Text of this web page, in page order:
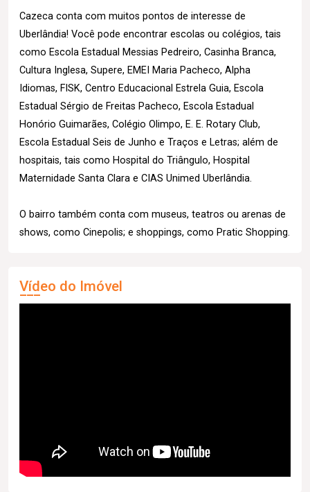
Cazeca conta com muitos pontos de interesse de
Uberlândia! Você pode encontrar escolas ou colégios, tais
como Escola Estadual Messias Pedreiro, Casinha Branca,
Cultura Inglesa, Supere, EMEI Maria Pacheco, Alpha
Idiomas, FISK, Centro Educacional Estrela Guia, Escola
Estadual Sérgio de Freitas Pacheco, Escola Estadual
Honório Guimarães, Colégio Olimpo, E. E. Rotary Club,
Escola Estadual Seis de Junho e Traços e Letras; além de
hospitais, tais como Hospital do Triângulo, Hospital
Maternidade Santa Clara e CIAS Unimed Uberlândia.
O bairro também conta com museus, teatros ou arenas de
shows, como Cinepolis; e shoppings, como Pratic Shopping.
Vídeo do Imóvel